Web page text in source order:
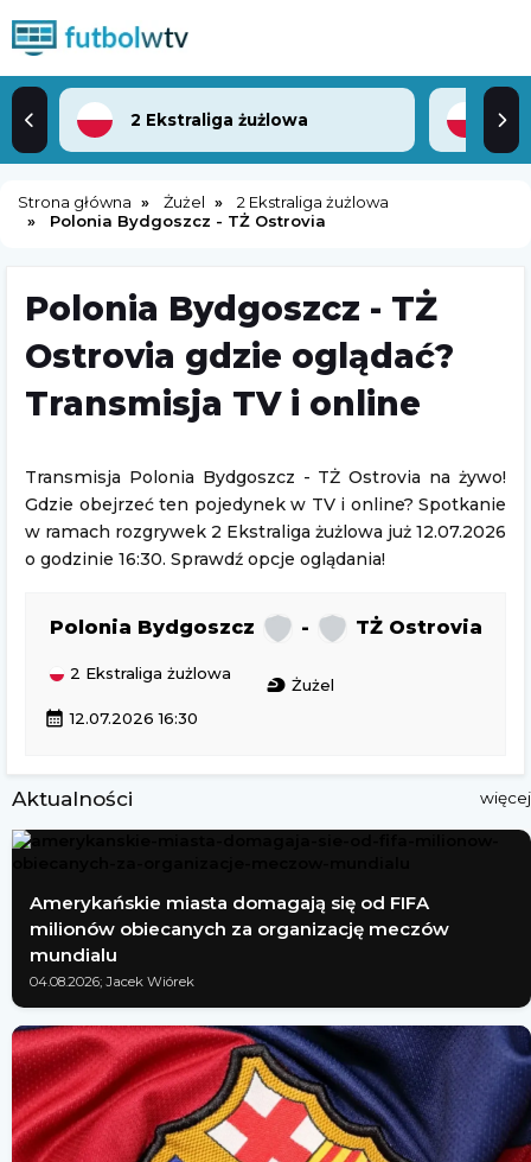
2 Ekstraliga żużlowa
Strona główna Żużel
2 Ekstraliga żużlowa
Polonia Bydgoszcz - TŻ Ostrovia
Polonia Bydgoszcz - TŻ
Ostrovia gdzie oglądać?
Transmisja TV i online
Transmisja Polonia Bydgoszcz - TŻ Ostrovia na żywo!
Gdzie obejrzeć ten pojedynek w TV i online? Spotkanie
w ramach rozgrywek 2 Ekstraliga żużlowa już 12.07.2026
o godzinie 16:30. Sprawdź opcje oglądania!
Polonia Bydgoszcz - TŻ Ostrovia
2 Ekstraliga żużlowa
sports_motorsports Żużel
calendar_month 12.07.2026 16:30
Aktualności więcej
Amerykańskie miasta domagają się od FIFA
milionów obiecanych za organizację meczów
mundialu
04.08.2026; Jacek Wiórek